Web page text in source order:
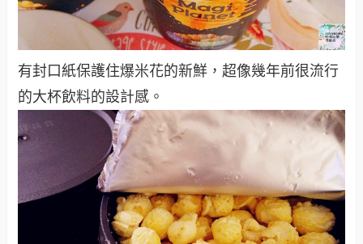
有封口紙保護住爆米花的新鮮，超像幾年前很流行
的大杯飲料的設計感。